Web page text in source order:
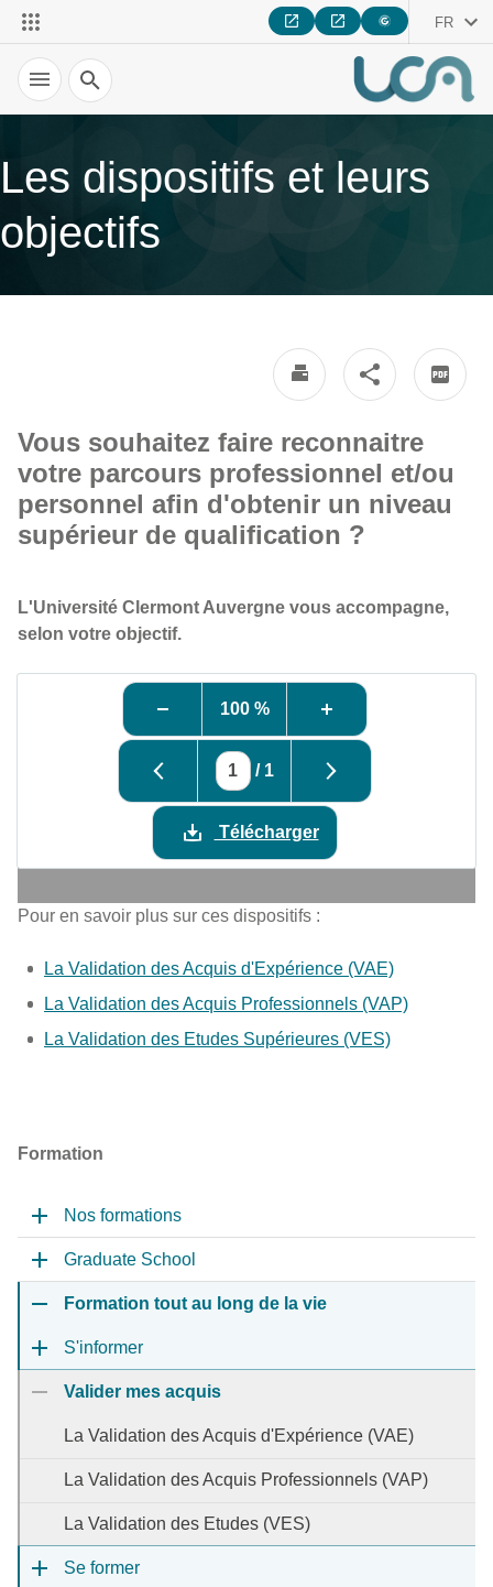
FR
Recherche
Les dispositifs et leurs
objectifs
Vous souhaitez faire reconnaitre
votre parcours professionnel et/ou
personnel afin d'obtenir un niveau
supérieur de qualification ?
L'Université Clermont Auvergne vous accompagne,
selon votre objectif.
100 %
/ 1
Télécharger
Pour en savoir plus sur ces dispositifs :
La Validation des Acquis d'Expérience (VAE)
La Validation des Acquis Professionnels (VAP)
La Validation des Etudes Supérieures (VES)
Formation
Nos formations
Graduate School
Formation tout au long de la vie
S'informer
Valider mes acquis
La Validation des Acquis d'Expérience (VAE)
La Validation des Acquis Professionnels (VAP)
La Validation des Etudes (VES)
Se former